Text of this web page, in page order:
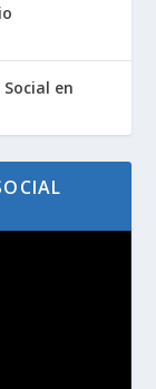
en